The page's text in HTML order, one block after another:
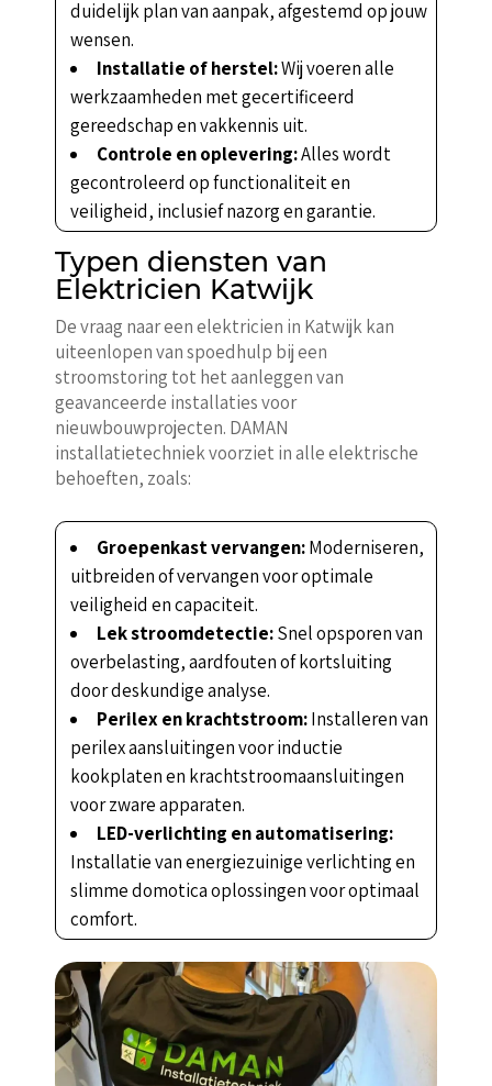
duidelijk plan van aanpak, afgestemd op jouw
wensen.
Installatie of herstel:Wij voeren alle
werkzaamheden met gecertificeerd
gereedschap en vakkennis uit.
Controle en oplevering:Alles wordt
gecontroleerd op functionaliteit en
veiligheid, inclusief nazorg en garantie.
Typen diensten van
Elektricien Katwijk
De vraag naar een elektricien in Katwijk kan
uiteenlopen van spoedhulp bij een
stroomstoring tot het aanleggen van
geavanceerde installaties voor
nieuwbouwprojecten. DAMAN
installatietechniek voorziet in alle elektrische
behoeften, zoals:
Groepenkast vervangen:Moderniseren,
uitbreiden of vervangen voor optimale
veiligheid en capaciteit.
Lek stroomdetectie:Snel opsporen van
overbelasting, aardfouten of kortsluiting
door deskundige analyse.
Perilex en krachtstroom:Installeren van
perilex aansluitingen voor inductie
kookplaten en krachtstroomaansluitingen
voor zware apparaten.
LED-verlichting en automatisering:
Installatie van energiezuinige verlichting en
slimme domotica oplossingen voor optimaal
comfort.